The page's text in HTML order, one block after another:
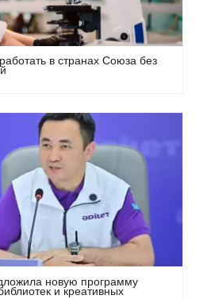
в странах Союза без
новую программу
и креативных